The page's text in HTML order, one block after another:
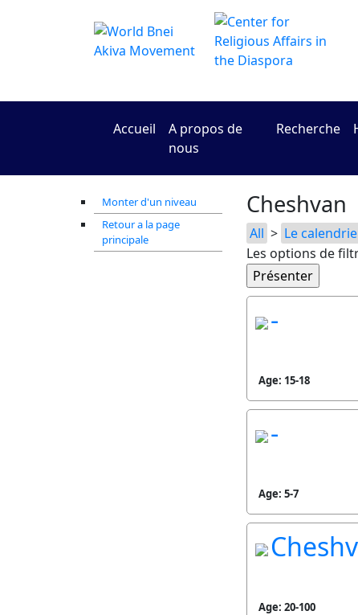
Accueil
A propos de
nous
Recherche
Monter d'un niveau
Retour a la page
principale
Cheshvan
All > Le
Les options de
-
Age: 15-18
-
Age: 5-7
Age: 20-100